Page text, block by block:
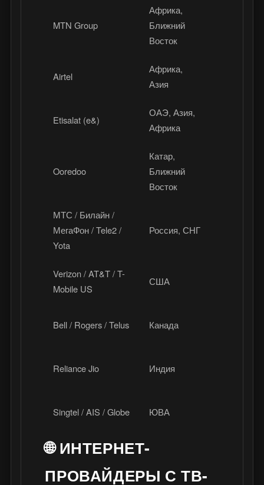
MTN Group
Африка,
Ближний
Восток
Airtel
Африка,
Азия
Etisalat (e&)
ОАЭ, Азия,
Африка
Ooredoo
Катар,
Ближний
Восток
МТС / Билайн /
МегаФон / Tele2 /
Yota
Россия, СНГ
Verizon / AT&T / T-
Mobile US
США
Bell / Rogers / Telus Канада
Reliance Jio Индия
Singtel / AIS / Globe ЮВА
🌐 ИНТЕРНЕТ-
ПРОВАЙДЕРЫ С ТВ-